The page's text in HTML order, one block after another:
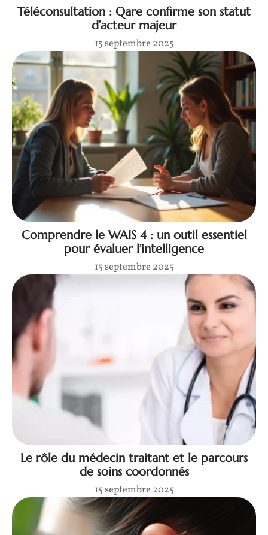
Téléconsultation : Qare confirme son statut
d’acteur majeur
15 septembre 2025
Comprendre le WAIS 4 : un outil essentiel
pour évaluer l’intelligence
15 septembre 2025
Le rôle du médecin traitant et le parcours
de soins coordonnés
15 septembre 2025